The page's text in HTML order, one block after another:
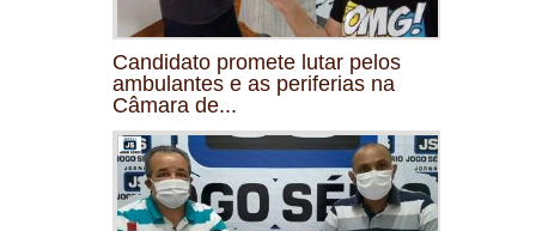
Candidato promete lutar pelos
ambulantes e as periferias na
Câmara de...